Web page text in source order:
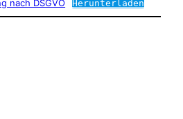
nach DSGVO Herunterladen